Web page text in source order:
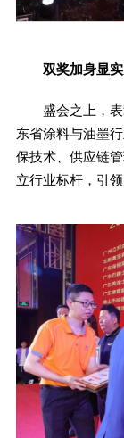
双奖加身显实
盛会之上，表
东省涂料与油墨
保技术、供应链
立行业标杆，引领